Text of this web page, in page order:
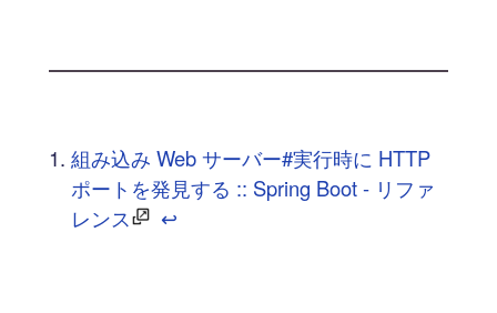
組み込み Web サーバー#実行時に HTTP
ポートを発見する :: Spring Boot - リファ
レンス
↩︎